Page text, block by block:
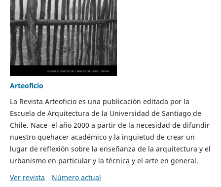
Arteoficio
La Revista Arteoficio es una publicación editada por la
Escuela de Arquitectura de la Universidad de Santiago de
Chile. Nace el año 2000 a partir de la necesidad de difundir
nuestro quehacer académico y la inquietud de crear un
lugar de reflexión sobre la enseñanza de la arquitectura y el
urbanismo en particular y la técnica y el arte en general.
Ver revista
Número actual